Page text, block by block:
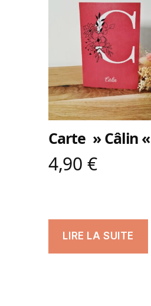
Carte » Câlin «
4,90 €
LIRE LA SUITE